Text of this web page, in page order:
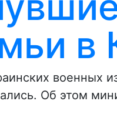
военных
Об этом